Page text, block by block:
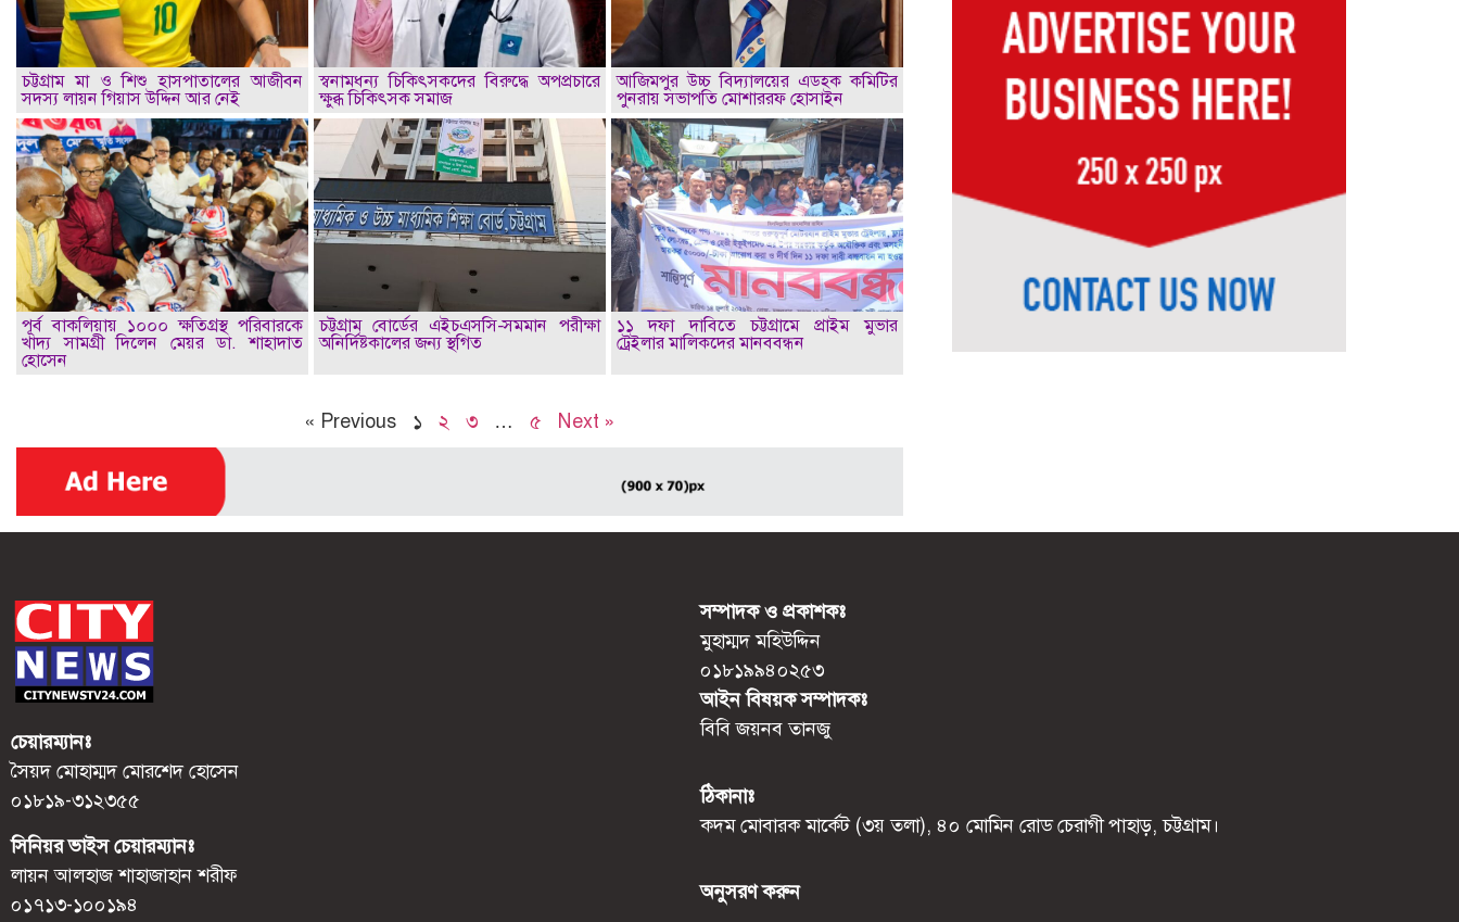
চট্টগ্রাম মা ও শিশু হাসপাতালের আজীবন
সদস্য লায়ন গিয়াস উদ্দিন আর নেই
স্বনামধন্য চিকিৎসকদের বিরুদ্ধে অপপ্রচারে
ক্ষুব্ধ চিকিৎসক সমাজ
আজিমপুর উচ্চ বিদ্যালয়ের এডহক কমিটির
পুনরায় সভাপতি মোশাররফ হোসাইন
পূর্ব বাকলিয়ায় ১০০০ ক্ষতিগ্রস্থ পরিবারকে
খাদ্য সামগ্রী দিলেন মেয়র ডা. শাহাদাত
হোসেন
চট্টগ্রাম বোর্ডের এইচএসসি-সমমান পরীক্ষা
অনির্দিষ্টকালের জন্য স্থগিত
১১ দফা দাবিতে চট্টগ্রামে প্রাইম মুভার
ট্রেইলার মালিকদের মানববন্ধন
« Previous ১ ২ ৩ … ৫ Next »
চেয়ারম্যানঃ
সৈয়দ মোহাম্মদ মোরশেদ হোসেন
০১৮১৯-৩১২৩৫৫
সিনিয়র ভাইস চেয়ারম্যানঃ
লায়ন আলহাজ শাহাজাহান শরীফ
০১৭১৩-১০০১৯৪
সম্পাদক ও প্রকাশকঃ
মুহাম্মদ মহিউদ্দিন
০১৮১৯৯৪০২৫৩
আইন বিষয়ক সম্পাদকঃ
বিবি জয়নব তানজু
ঠিকানাঃ
কদম মোবারক মার্কেট (৩য় তলা), ৪০ মোমিন রোড চেরাগী পাহাড়, চট্টগ্রাম।
অনুসরণ করুন